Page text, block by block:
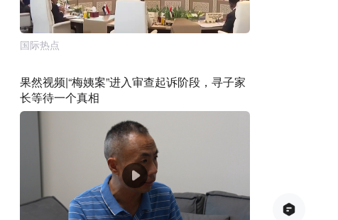
国际热点
果然视频|“梅姨案”进入审查起诉阶段，寻子家
长等待一个真相